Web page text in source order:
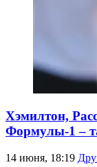
Хэмилтон,
Формулы-1 –
14 июня, 18:19